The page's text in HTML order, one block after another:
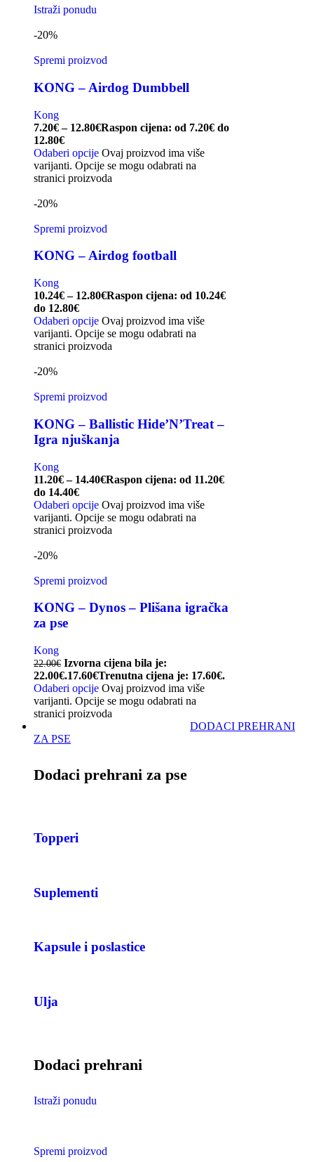
Istraži ponudu
-20%
Spremi proizvod
KONG – Airdog Dumbbell
Kong
7.20€ – 12.80€Raspon cijena: od 7.20€ do
12.80€
Odaberi opcije Ovaj proizvod ima više
varijanti. Opcije se mogu odabrati na
stranici proizvoda
-20%
Spremi proizvod
KONG – Airdog football
Kong
10.24€ – 12.80€Raspon cijena: od 10.24€
do 12.80€
Odaberi opcije Ovaj proizvod ima više
varijanti. Opcije se mogu odabrati na
stranici proizvoda
-20%
Spremi proizvod
KONG – Ballistic Hide’N’Treat –
Igra njuškanja
Kong
11.20€ – 14.40€Raspon cijena: od 11.20€
do 14.40€
Odaberi opcije Ovaj proizvod ima više
varijanti. Opcije se mogu odabrati na
stranici proizvoda
-20%
Spremi proizvod
KONG – Dynos – Plišana igračka
za pse
Kong
22.00€ Izvorna cijena bila je:
22.00€.17.60€Trenutna cijena je: 17.60€.
Odaberi opcije Ovaj proizvod ima više
varijanti. Opcije se mogu odabrati na
stranici proizvoda
DODACI PREHRANI
ZA PSE
Dodaci prehrani za pse
Topperi
Suplementi
Kapsule i poslastice
Ulja
Dodaci prehrani
Istraži ponudu
Spremi proizvod